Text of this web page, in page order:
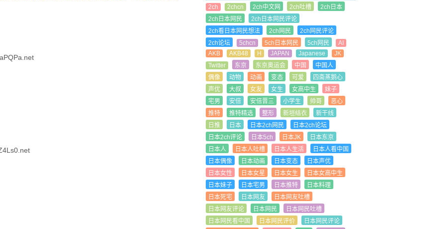
2ch 2chcn 2ch中文网 2ch吐槽
2ch日本
2ch日本网民
2ch日本网民评论
2ch看日本网民想法
2ch网民
2ch网民评论
2ch论坛
5chcn 5ch日本网民 5ch网民
AI
AKB
AKB48 H JAPAN Japanese
JK
Twitter
东京 东京奥运会 中国
中国人
偶像
动物 动画 变态 可爱
四斋蒸鹅心
声优
大叔 女友 女生 女高中生
妹子
宅男
安倍 安倍晋三 小学生 帅哥
恶心
推特
推特精选 整形 新垣结衣
新干线
日推
日本 日本2ch网民
日本2ch论坛
日本2ch评论
日本5ch 日本JK
日本东京
日本人
日本人吐槽 日本人生活
日本人看中国
日本偶像
日本动画 日本变态
日本声优
日本女性
日本女星 日本女生
日本女高中生
日本妹子
日本宅男 日本推特
日本料理
日本死宅
日本网友
日本网友吐槽
日本网友评论
日本网民
日本网民吐槽
日本网民看中国
日本网民评价
日本网民评论